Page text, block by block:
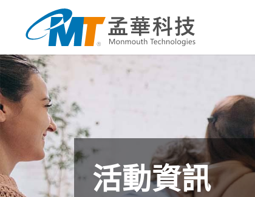
活動資訊